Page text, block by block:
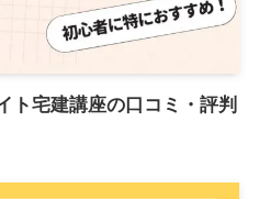
ト宅建講座の口コミ・評判